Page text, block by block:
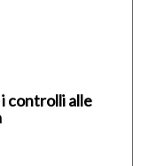
controlli alle